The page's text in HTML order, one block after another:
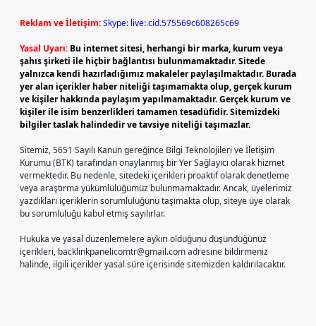
Reklam ve İletişim:Skype: live:.cid.575569c608265c69
Yasal Uyarı: Bu internet sitesi, herhangi bir marka, kurum veya
şahıs şirketi ile hiçbir bağlantısı bulunmamaktadır. Sitede
yalnızca kendi hazırladığımız makaleler paylaşılmaktadır. Burada
yer alan içerikler haber niteliği taşımamakta olup, gerçek kurum
ve kişiler hakkında paylaşım yapılmamaktadır. Gerçek kurum ve
kişiler ile isim benzerlikleri tamamen tesadüfidir. Sitemizdeki
bilgiler taslak halindedir ve tavsiye niteliği taşımazlar.
Sitemiz, 5651 Sayılı Kanun gereğince Bilgi Teknolojileri ve İletişim
Kurumu (BTK) tarafından onaylanmış bir Yer Sağlayıcı olarak hizmet
vermektedir. Bu nedenle, sitedeki içerikleri proaktif olarak denetleme
veya araştırma yükümlülüğümüz bulunmamaktadır. Ancak, üyelerimiz
yazdıkları içeriklerin sorumluluğunu taşımakta olup, siteye üye olarak
bu sorumluluğu kabul etmiş sayılırlar.
Hukuka ve yasal düzenlemelere aykırı olduğunu düşündüğünüz
içerikleri, backlinkpanelicomtr@gmail.comadresine bildirmeniz
halinde, ilgili içerikler yasal süre içerisinde sitemizden kaldırılacaktır.